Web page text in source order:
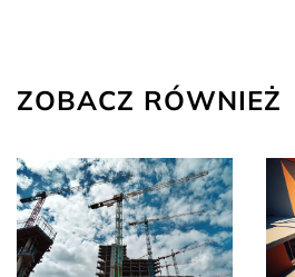
ZOBACZ RÓWNIEŻ